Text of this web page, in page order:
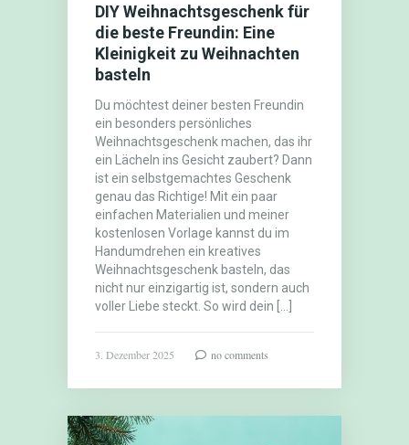
DIY Weihnachtsgeschenk für
die beste Freundin: Eine
Kleinigkeit zu Weihnachten
basteln
Du möchtest deiner besten Freundin
ein besonders persönliches
Weihnachtsgeschenk machen, das ihr
ein Lächeln ins Gesicht zaubert? Dann
ist ein selbstgemachtes Geschenk
genau das Richtige! Mit ein paar
einfachen Materialien und meiner
kostenlosen Vorlage kannst du im
Handumdrehen ein kreatives
Weihnachtsgeschenk basteln, das
nicht nur einzigartig ist, sondern auch
voller Liebe steckt. So wird dein […]
3. Dezember 2025 no comments